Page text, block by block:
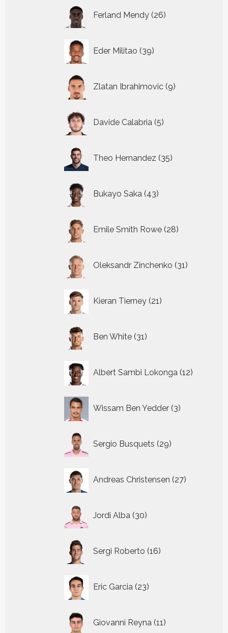
Ferland Mendy 26
producten
Eder Militao 39
producten
Zlatan Ibrahimovic 9
producten
Davide Calabria 5
producten
Theo Hernandez 35
producten
Bukayo Saka 43
producten
Emile Smith Rowe 28
producten
Oleksandr Zinchenko 31
producten
Kieran Tierney 21
producten
Ben White 31
producten
Albert Sambi Lokonga 12
Wissam Ben Yedder 3
producten
Sergio Busquets 29
producten
Andreas Christensen 27
producten
Jordi Alba 30
producten
Sergi Roberto 16
producten
Eric Garcia 23
producten
Giovanni Reyna 11
producten